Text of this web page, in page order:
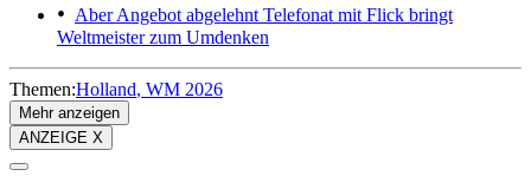
Aber Angebot abgelehnt Telefonat mit Flick bringt
Weltmeister zum Umdenken
Themen:Holland WM 2026
Mehr anzeigen
ANZEIGE X